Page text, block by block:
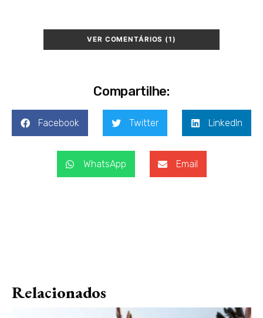
VER COMENTÁRIOS (1)
Compartilhe:
Facebook Twitter LinkedIn
WhatsApp Email
Relacionados